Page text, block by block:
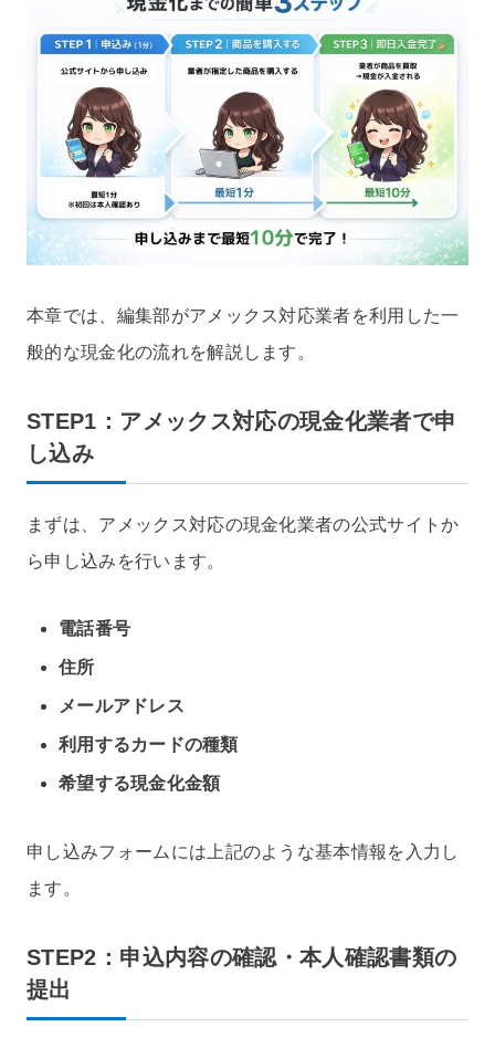
本章では、編集部がアメックス対応業者を利用した一
般的な現金化の流れを解説します。
STEP1：アメックス対応の現金化業者で申
し込み
まずは、アメックス対応の現金化業者の公式サイトか
ら申し込みを行います。
電話番号
住所
メールアドレス
利用するカードの種類
希望する現金化金額
申し込みフォームには上記のような基本情報を入力し
ます。
STEP2：申込内容の確認・本人確認書類の
提出